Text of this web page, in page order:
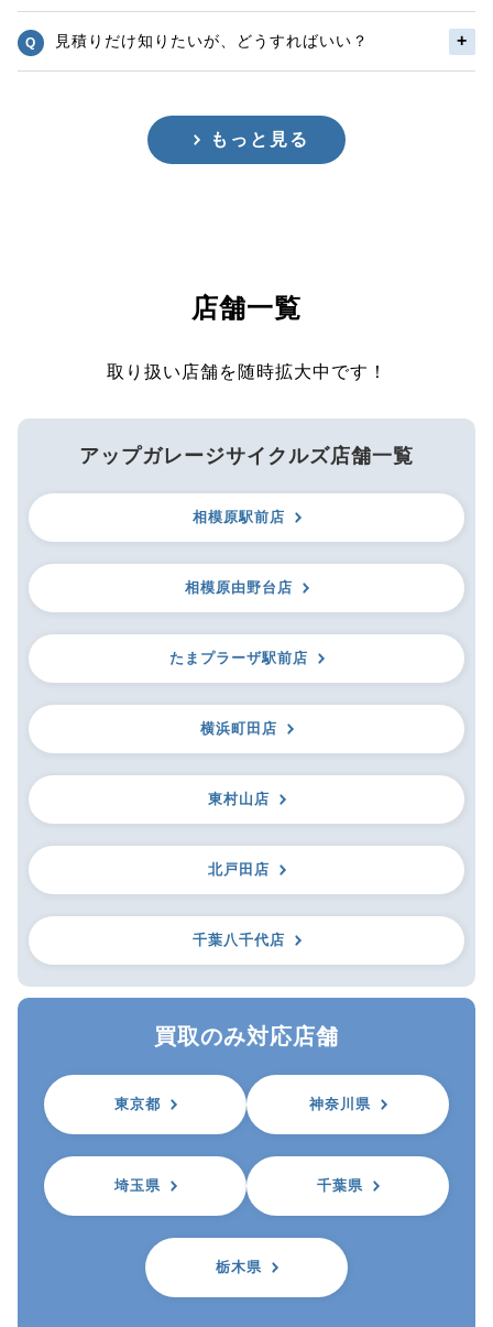
見積りだけ知りたいが、どうすればいい？
もっと見る
店舗一覧
取り扱い店舗を随時拡大中です！
アップガレージサイクルズ店舗一覧
相模原駅前店
相模原由野台店
たまプラーザ駅前店
横浜町田店
東村山店
北戸田店
千葉八千代店
買取のみ対応店舗
東京都 神奈川県
埼玉県 千葉県
栃木県